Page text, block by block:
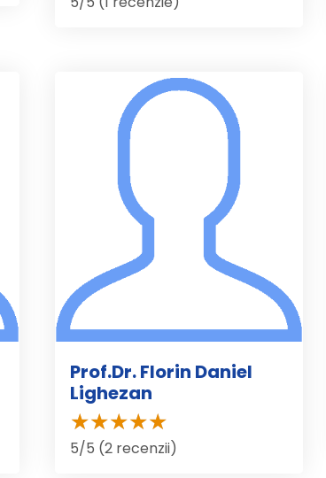
Prof.Dr. Florin Daniel
Lighezan
5/5 (2 recenzii)